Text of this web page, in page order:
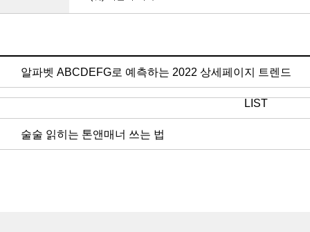
알파벳 ABCDEFG로 예측하는 2022 상세페이지 트렌드
LIST
술술 읽히는 톤앤매너 쓰는 법